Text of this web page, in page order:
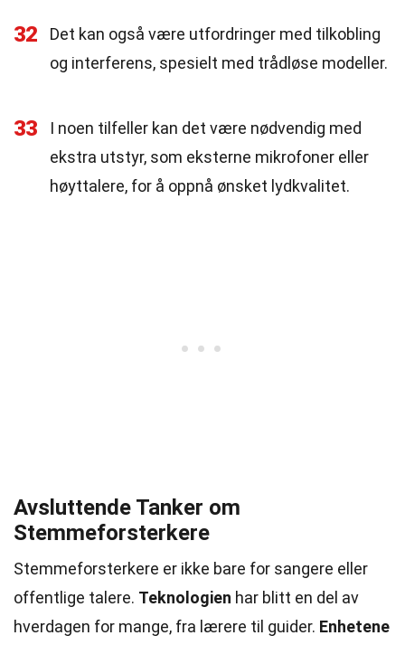
32
Det kan også være utfordringer med tilkobling
og interferens, spesielt med trådløse modeller.
33
I noen tilfeller kan det være nødvendig med
ekstra utstyr, som eksterne mikrofoner eller
høyttalere, for å oppnå ønsket lydkvalitet.
Avsluttende Tanker om
Stemmeforsterkere
Stemmeforsterkere er ikke bare for sangere eller
offentlige talere. Teknologien har blitt en del av
hverdagen for mange, fra lærere til guider. Enhetene